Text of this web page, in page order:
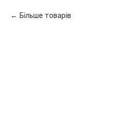
Більше товарів